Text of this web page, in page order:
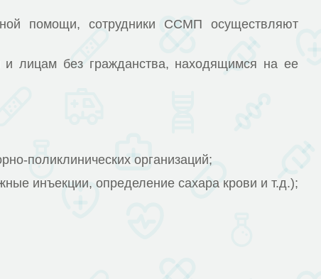
помощи, сотрудники ССМП осуществляют
без гражданства, находящимся на ее
поликлинических организаций;
инъекции, определение сахара крови и т.д.);